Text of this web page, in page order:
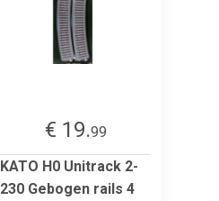
€ 19.99
KATO H0 Unitrack 2-
230 Gebogen rails 4